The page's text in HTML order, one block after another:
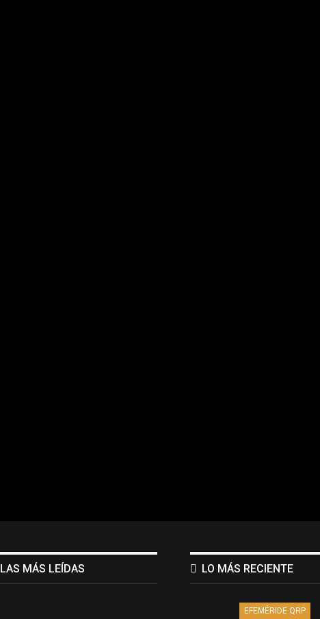
LAS MÁS LEÍDAS LO MÁS RECIENTE
EFEMÉRIDE QRP